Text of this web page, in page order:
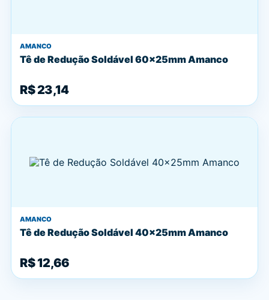
AMANCO
Tê de Redução Soldável 60x25mm Amanco
R$ 23,14
AMANCO
Tê de Redução Soldável 40x25mm Amanco
R$ 12,66